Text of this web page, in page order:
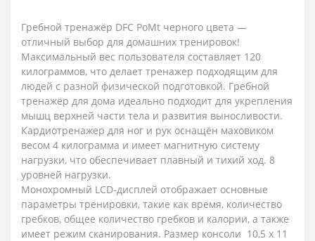
Гребной тренажёр DFC PoMt черного цвета —
отличный выбор для домашних тренировок!
Максимальный вес пользователя составляет 120
килограммов, что делает тренажер подходящим для
людей с разной физической подготовкой. Гребной
тренажёр для дома идеально подходит для укрепления
мышц верхней части тела и развития выносливости.
Кардиотренажер для ног и рук оснащён маховиком
весом 4 килограмма и имеет магнитную систему
нагрузки, что обеспечивает плавный и тихий ход. 8
уровней нагрузки.
Монохромный LCD-дисплей отображает основные
параметры тренировки, такие как время, количество
гребков, общее количество гребков и калории, а также
имеет режим сканирования. Размер консоли 10,5 х 11